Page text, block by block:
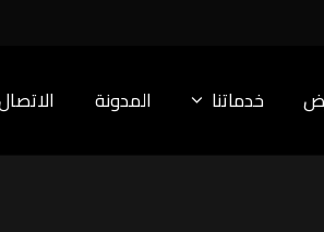
خدماتنا المدونة